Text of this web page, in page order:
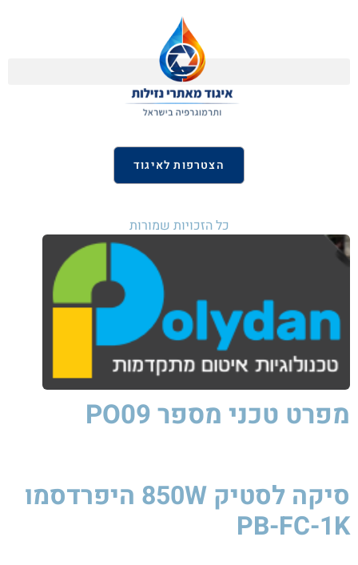
הצטרפות לאיגוד
כל הזכויות שמורות
מפרט טכני מספר PO09
סיקה לסטיק 850W היפרדסמו
PB-FC-1K ​